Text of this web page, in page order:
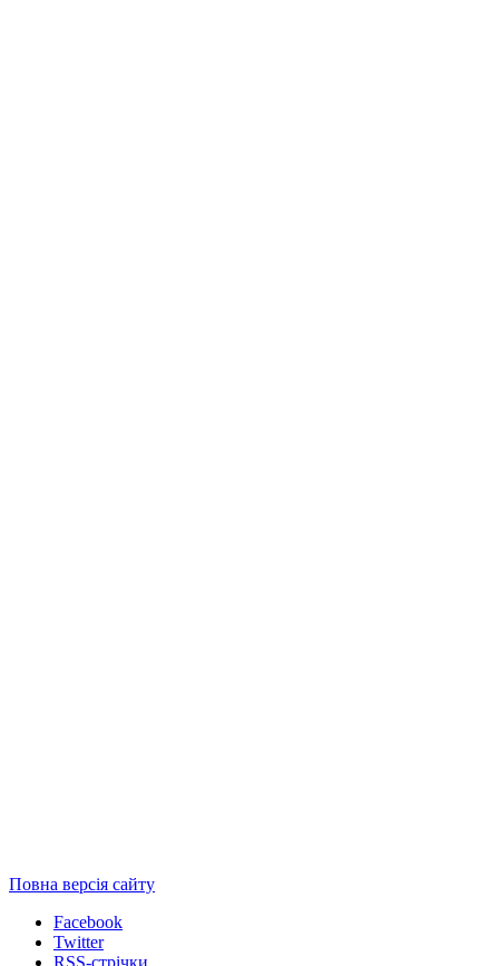
Повна версія сайту
Facebook
Twitter
RSS-стрічки